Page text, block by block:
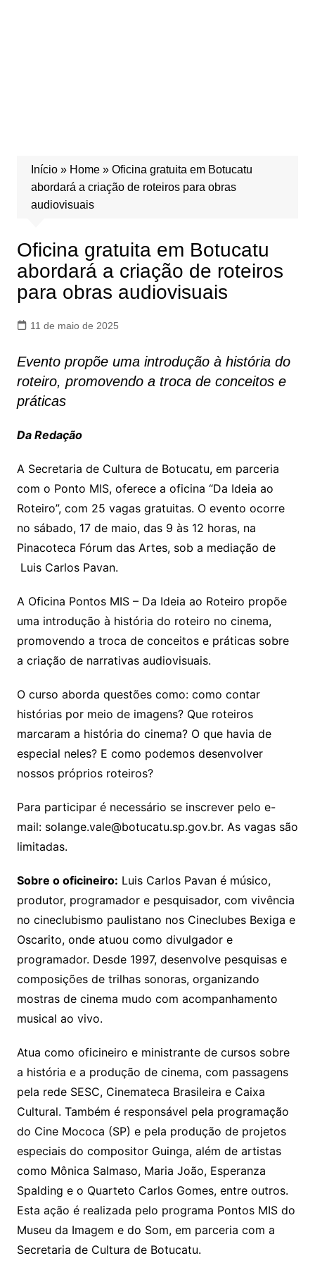
Início» Home» Oficina gratuita em Botucatu
abordará a criação de roteiros para obras
audiovisuais
Oficina gratuita em Botucatu
abordará a criação de roteiros
para obras audiovisuais
11 de maio de 2025
Evento propõe uma introdução à história do
roteiro, promovendo a troca de conceitos e
práticas
Da Redação
A Secretaria de Cultura de Botucatu, em parceria
com o Ponto MIS, oferece a oficina “Da Ideia ao
Roteiro”, com 25 vagas gratuitas. O evento ocorre
no sábado, 17 de maio, das 9 às 12 horas, na
Pinacoteca Fórum das Artes, sob a mediação de
Luis Carlos Pavan.
A Oficina Pontos MIS – Da Ideia ao Roteiro propõe
uma introdução à história do roteiro no cinema,
promovendo a troca de conceitos e práticas sobre
a criação de narrativas audiovisuais.
O curso aborda questões como: como contar
histórias por meio de imagens? Que roteiros
marcaram a história do cinema? O que havia de
especial neles? E como podemos desenvolver
nossos próprios roteiros?
Para participar é necessário se inscrever pelo e-
mail: solange.vale@botucatu.sp.gov.br. As vagas são
limitadas.
Sobre o oficineiro: Luis Carlos Pavan é músico,
produtor, programador e pesquisador, com vivência
no cineclubismo paulistano nos Cineclubes Bexiga e
Oscarito, onde atuou como divulgador e
programador. Desde 1997, desenvolve pesquisas e
composições de trilhas sonoras, organizando
mostras de cinema mudo com acompanhamento
musical ao vivo.
Atua como oficineiro e ministrante de cursos sobre
a história e a produção de cinema, com passagens
pela rede SESC, Cinemateca Brasileira e Caixa
Cultural. Também é responsável pela programação
do Cine Mococa (SP) e pela produção de projetos
especiais do compositor Guinga, além de artistas
como Mônica Salmaso, Maria João, Esperanza
Spalding e o Quarteto Carlos Gomes, entre outros.
Esta ação é realizada pelo programa Pontos MIS do
Museu da Imagem e do Som, em parceria com a
Secretaria de Cultura de Botucatu.